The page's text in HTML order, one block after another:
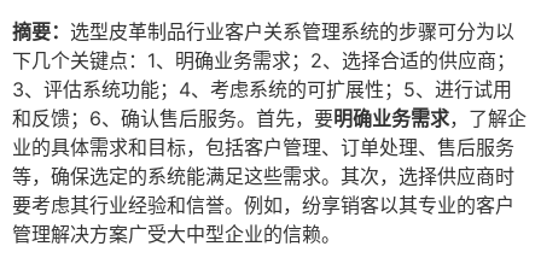
摘要： 选型皮革制品行业客户关系管理系统的步骤可分为以
下几个关键点：1、明确业务需求；2、选择合适的供应商；
3、评估系统功能；4、考虑系统的可扩展性；5、进行试用
和反馈；6、确认售后服务。首先，要明确业务需求，了解企
业的具体需求和目标，包括客户管理、订单处理、售后服务
等，确保选定的系统能满足这些需求。其次，选择供应商时
要考虑其行业经验和信誉。例如，纷享销客以其专业的客户
管理解决方案广受大中型企业的信赖。